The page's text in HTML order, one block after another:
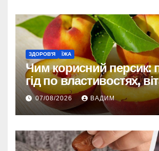
ЗДОРОВ'Я ЇЖА
Чим корисний персик:
гід по властивостях,
впливі на організм
07/08/2026 ВАДИМ